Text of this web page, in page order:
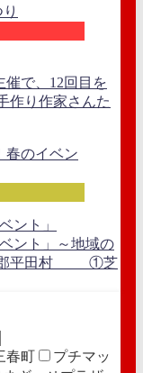
で、12回目を
作り作家さんた
ント」
ント」～地域の
川郡平田村 ①芝
春町
プチマッ